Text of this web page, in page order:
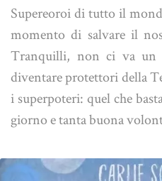
Supereoroi di tutto il
momento di salvare il
Tranquilli, non ci va un
diventare protettori della
i superpoteri: quel che
giorno e tanta buona